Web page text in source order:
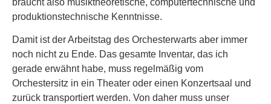
produktionstechnische Kenntnisse.
Damit ist der Arbeitstag des Orchesterwarts aber immer
noch nicht zu Ende. Das gesamte Inventar, das ich
gerade erwähnt habe, muss regelmäßig vom
Orchestersitz in ein Theater oder einen Konzertsaal und
zurück transportiert werden. Von daher muss unser